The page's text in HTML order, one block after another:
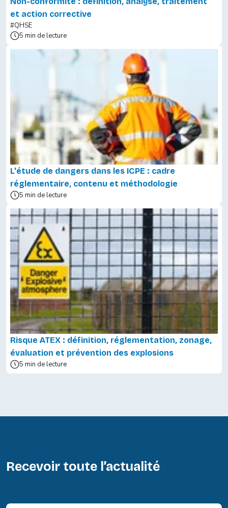
et action corrective
#QHSE
5 min de lecture
L'étude de dangers dans les ICPE : cadre
réglementaire, contenu et méthodologie
5 min de lecture
Risque ATEX : définition, réglementation, zonage,
évaluation et prévention des explosions
5 min de lecture
Recevoir toute l’actualité